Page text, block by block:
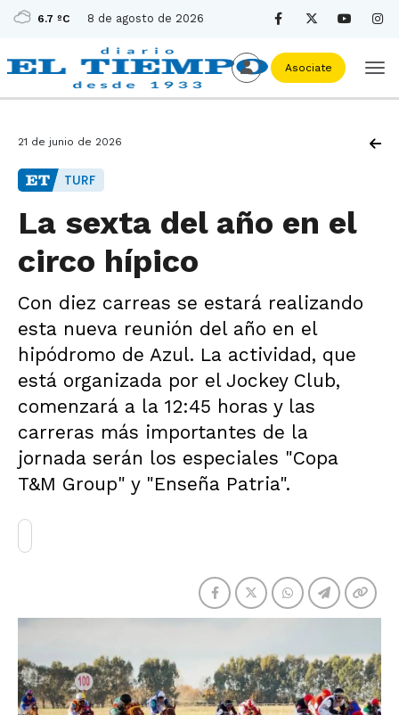
6.7 ºC 8 de agosto de 2026
Asociate
21 de junio de 2026
TURF
La sexta del año en el
circo hípico
Con diez carreas se estará realizando
esta nueva reunión del año en el
hipódromo de Azul. La actividad, que
está organizada por el Jockey Club,
comenzará a la 12:45 horas y las
carreras más importantes de la
jornada serán los especiales "Copa
T&M Group" y "Enseña Patria".